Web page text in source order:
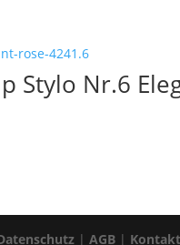
Stylo Nr.6
|AGB | Kontakt